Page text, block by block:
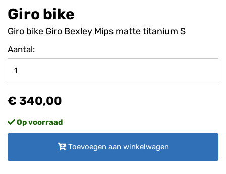
Giro bike
Giro bike Giro Bexley Mips matte titanium S
Aantal:
€ 340,00
Op voorraad
Toevoegen aan winkelwagen